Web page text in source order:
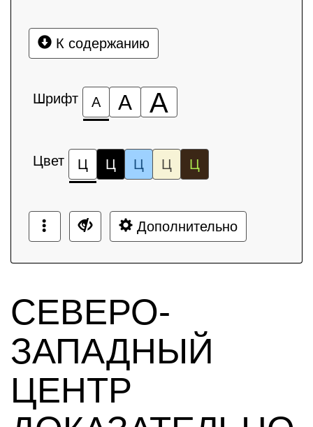
К содержанию
Шрифт А А А
Цвет Ц Ц Ц Ц Ц
Дополнительно
СЕВЕРО-
ЗАПАДНЫЙ
ЦЕНТР